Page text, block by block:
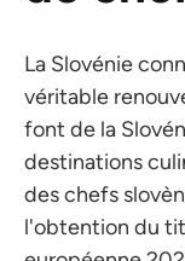
La Slovénie
véritable
font de la
destinations
des chefs
l'obtention du